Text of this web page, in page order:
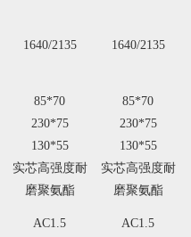
1640/2135 1640/2135
85*70
85*70
230*75
230*75
130*55 130*55
实芯高强度耐
磨聚氨酯
实芯高强度耐
磨聚氨酯
AC1.5 AC1.5